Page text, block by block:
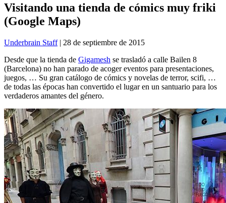
Visitando una tienda de cómics muy friki
(Google Maps)
Underbrain Staff| 28 de septiembre de 2015
Desde que la tienda de Gigamesh se trasladó a calle Bailen 8
(Barcelona) no han parado de acoger eventos para presentaciones,
juegos, … Su gran catálogo de cómics y novelas de terror, scifi, …
de todas las épocas han convertido el lugar en un santuario para los
verdaderos amantes del género.